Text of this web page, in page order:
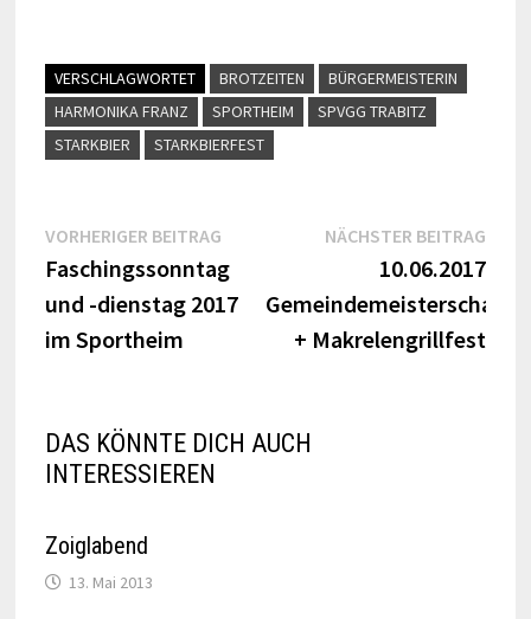
VERSCHLAGWORTET BROTZEITEN
BÜRGERMEISTERIN
HARMONIKA FRANZ
SPORTHEIM
SPVGG TRABITZ
STARKBIER
STARKBIERFEST
Beitragsnavigation
VORHERIGER BEITRAGVorheriger
Beitrag:
Faschingssonntag
und -dienstag 2017
im Sportheim
NÄCHSTER BEITRAG
10.06.2017
Gemeindemeisterschaft
+ Makrelengrillfest
DAS KÖNNTE DICH AUCH
INTERESSIEREN
Zoiglabend
13. Mai 2013